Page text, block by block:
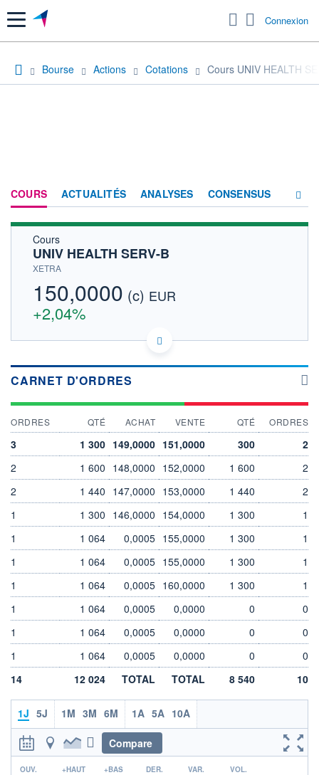
Menu Connexion
Bourse Actions Cotations Cours UNIV HEALTH
COURS ACTUALITÉS ANALYSES CONSENSUS
ACTIONNAIRES
Cours
UNIV HEALTH SERV-B
XETRA
150,0000 (c) EUR
+2,04%
US9139031002 UHS
Cotation sur les autres places
150,0000 147,0000
+ BAS
150,0000
CAPITAL ÉCHANGÉ
0,00%
VALORISATION
7 993 MEUR
DERNIER ÉCHANGE
10.08.26 / 17:35:50
LIMITE À LA LIMITE À LA
HAUSSE
0,0000
RENDEMENT
ESTIMÉ 2026
-
PER ESTIMÉ
2026
-
DIVIDENDE
0,00 EUR
DERNIER
DIVIDENDE
PROCHAIN
DIVIDENDE
ÉLIGIBILITÉ
Non éligible
Boursobank
+ PORTEFEUILLE
CARNET D'ORDRES
ORDRES QTÉ ACHAT VENTE QTÉ ORDRES
3 1 300 149,0000 151,0000 300
2
2
1 600 148,0000 152,0000 1 600
2
2
1 440 147,0000 153,0000 1 440
2
1
1 300 146,0000 154,0000 1 300
1
1
1 064 0,0005 155,0000 1 300
1
1
1 064 0,0005 155,0000 1 300
1
1
1 064 0,0005 160,0000 1 300
1
1
1 064 0,0005 0,0000 0
0
1
1 064 0,0005 0,0000 0
0
1
1 064 0,0005 0,0000 0
0
14
12 024 TOTAL TOTAL 8 540 10
1J 5J 1M 3M 6M 1A 5A 10A
Compare
r
OUV. +HAUT +BAS DER. VAR. VOL.